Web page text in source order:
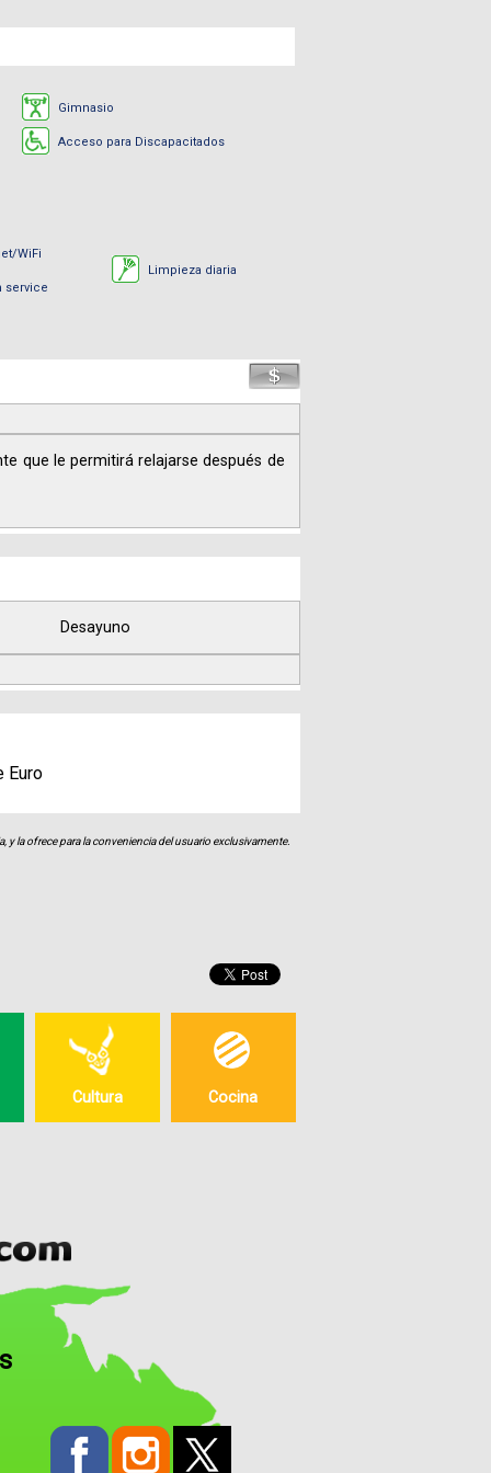
Gimnasio
Acceso para Discapacitados
WiFi
service
Limpieza diaria
que le permitirá relajarse después de
Desayuno
Euro
la ofrece para la conveniencia del usuario exclusivamente.
Cultura Cocina